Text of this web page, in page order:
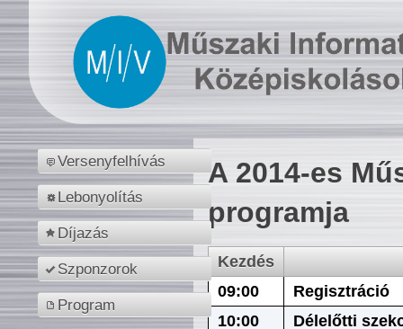
Versenyfelhívás
Lebonyolítás
Díjazás
Szponzorok
Program
A 2014-es
programja
Kezdés
09:00
Regisztráció
10:00
Délelőtti